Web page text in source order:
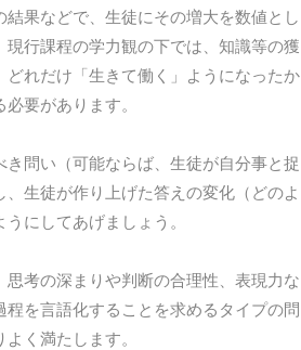
果などで、生徒にその増大を数値とし
行課程の学力観の下では、知識等の獲
れだけ「生きて働く」ようになったか
要があります。
問い（可能ならば、生徒が自分事と捉
生徒が作り上げた答えの変化（どのよ
にしてあげましょう。
考の深まりや判断の合理性、表現力な
を言語化することを求めるタイプの問
く満たします。